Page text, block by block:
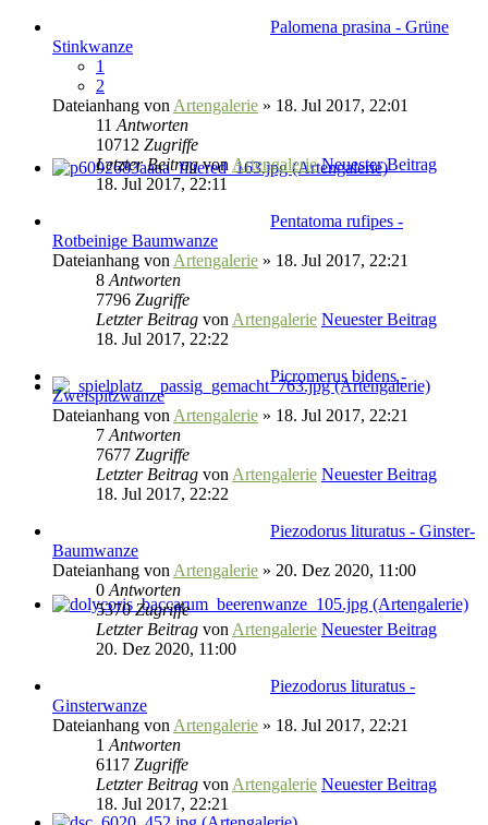
Palomena prasina - Grüne
Stinkwanze
1
2
Dateianhang von Artengalerie » 18. Jul 2017, 22:01
11 Antworten
10712 Zugriffe
Letzter Beitragvon Artengalerie Neuester Beitrag
18. Jul 2017, 22:11
Pentatoma rufipes -
Rotbeinige Baumwanze
Dateianhang von Artengalerie » 18. Jul 2017, 22:21
8 Antworten
7796 Zugriffe
Letzter Beitrag von Artengalerie Neuester Beitrag
18. Jul 2017, 22:22
Picromerus bidens -
Zweispitzwanze
Dateianhang von Artengalerie » 18. Jul 2017, 22:21
7 Antworten
7677 Zugriffe
Letzter Beitrag von Artengalerie Neuester Beitrag
18. Jul 2017, 22:22
Piezodorus lituratus - Ginster-
Baumwanze
Dateianhang von Artengalerie » 20. Dez 2020, 11:00
0 Antworten
5370Zugriffe
Letzter Beitrag von Artengalerie Neuester Beitrag
20. Dez 2020, 11:00
Piezodorus lituratus -
Ginsterwanze
Dateianhang von Artengalerie » 18. Jul 2017, 22:21
1 Antworten
6117 Zugriffe
Letzter Beitrag von Artengalerie Neuester Beitrag
18. Jul 2017, 22:21